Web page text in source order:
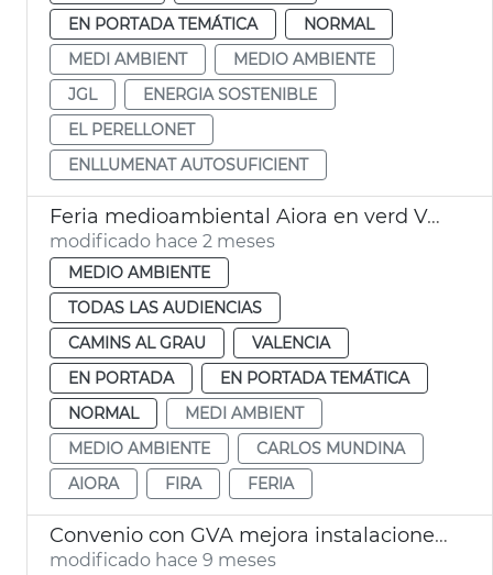
EN PORTADA TEMÁTICA
NORMAL
MEDI AMBIENT
MEDIO AMBIENTE
JGL
ENERGIA SOSTENIBLE
EL PERELLONET
ENLLUMENAT AUTOSUFICIENT
Feria medioambiental Aiora en verd València
modificado hace 2 meses
MEDIO AMBIENTE
TODAS LAS AUDIENCIAS
CAMINS AL GRAU
VALENCIA
EN PORTADA
EN PORTADA TEMÁTICA
NORMAL
MEDI AMBIENT
MEDIO AMBIENTE
CARLOS MUNDINA
AIORA
FIRA FERIA
Convenio con GVA mejora instalaciones hidráulicas
modificado hace 9 meses